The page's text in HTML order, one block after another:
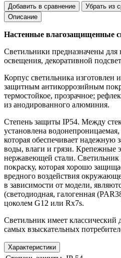
Добавить в сравнение
Убрать из
Описание
Настенные влагозащищенные
Светильники предназначены
освещения, декоративной
Корпус светильника изготовлен
защитным антикоррозийным
термостойкое, прозрачное;
из анодированного алюминия.
Степень защиты IP54. Между
установлена
которая обеспечивает надежную
воды, влаги и грязи. Крепежные
нержавеющей стали.
покраску, которая хорошо
вредного воздействия
в зависимости от модели,
(светодиодная, галогенная
цоколем G12 или Rx7s.
Светильник имеет классический
самых взыскательных
Характеристики